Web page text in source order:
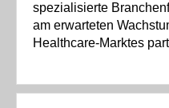
spezialisierte
am erwarteten
Healthcare-Marktes